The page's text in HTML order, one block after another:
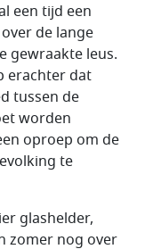
een tijd een
de lange
gewraakte leus.
erachter dat
tussen de
worden
oproep om de
te
glashelder,
zomer nog over